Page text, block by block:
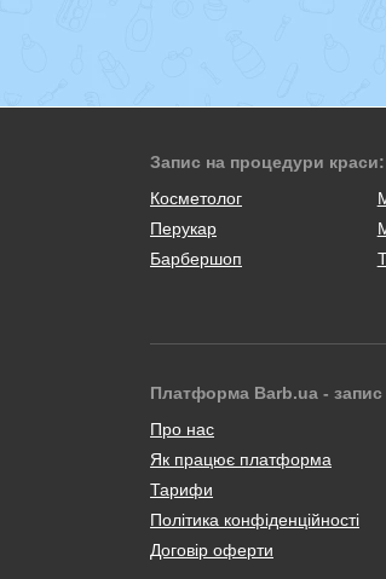
Запис на процедури краси:
Косметолог
Перукар
Барбершоп
Платформа Barb.ua - запис
Про нас
Як працює платформа
Тарифи
Політика конфіденційності
Договір оферти